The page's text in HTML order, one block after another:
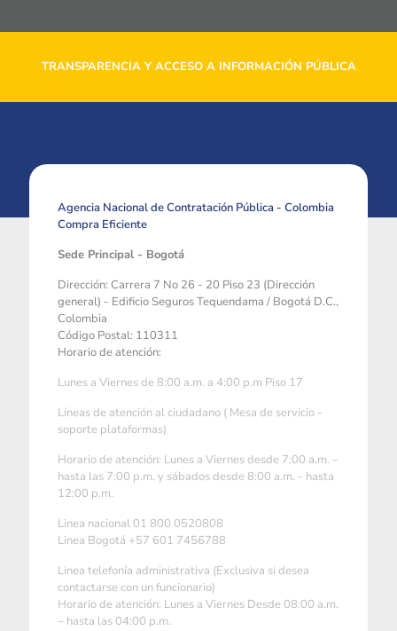
TRANSPARENCIA Y ACCESO A INFORMACIÓN PÚBLICA
Agencia Nacional de Contratación Pública - Colombia
Compra Eficiente
Sede Principal - Bogotá
Dirección: Carrera 7 No 26 - 20 Piso 23 (Dirección
general) - Edificio Seguros Tequendama / Bogotá D.C.,
Colombia
Código Postal: 110311
Horario de atención:
Lunes a Viernes de 8:00 a.m. a 4:00 p.m Piso 17
Líneas de atención al ciudadano ( Mesa de servicio -
soporte plataformas)
Horario de atención: Lunes a Viernes desde 7:00 a.m. –
hasta las 7:00 p.m. y sábados desde 8:00 a.m. - hasta
12:00 p.m.
Linea nacional 01 800 0520808
Linea Bogotá +57 601 7456788
Linea telefonía administrativa (Exclusiva si desea
contactarse con un funcionario)
Horario de atención: Lunes a Viernes Desde 08:00 a.m.
– hasta las 04:00 p.m.